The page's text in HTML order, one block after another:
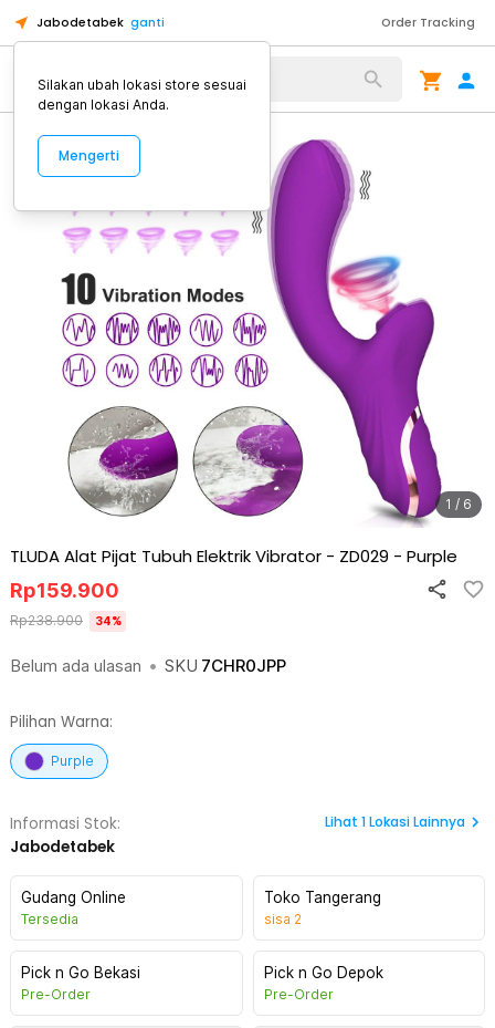
Jabodetabek ganti Order Tracking
Alat Kopi
1 / 6
TLUDA Alat Pijat Tubuh Elektrik Vibrator - ZD029 - Purple
Belum ada ulasan • SKU 7CHR0JPP
Rp159.900
Rp238.900 34%
Pilihan Warna:
Purple
Informasi Stok:
Jabodetabek
Lihat 1Lokasi Lainnya
Gudang Online
Tersedia
Toko Tangerang
sisa 2
Pick n Go Bekasi
Pre-Order
Pick n Go Depok
Pre-Order
Silakan ubah lokasi store sesuai
dengan lokasi Anda.
Mengerti